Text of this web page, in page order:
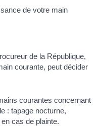
de votre main
de la République,
courante, peut décider
courantes concernant
: tapage nocturne,
cas de plainte.